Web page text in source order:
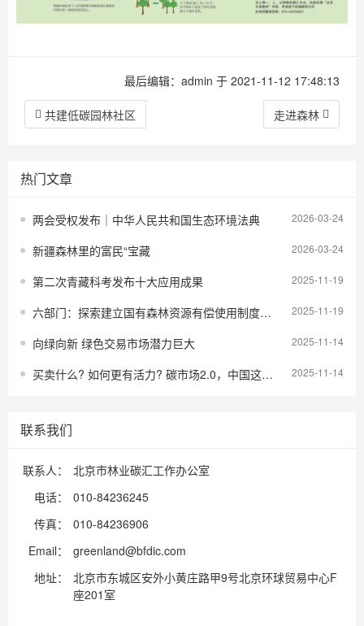
最后编辑：admin 于 2021-11-12 17:48:13
共建低碳园林社区 走进森林
热门文章
两会受权发布｜中华人民共和国生态环境法典 2026-03-24
新疆森林里的富民“宝藏 2026-03-24
第二次青藏科考发布十大应用成果 2025-11-19
六部门：探索建立国有森林资源有偿使用制度，禁止将国有林场资源无偿划拨地方国有投融资平台 2025-11-19
向绿向新 绿色交易市场潜力巨大 2025-11-14
买卖什么? 如何更有活力? 碳市场2.0，中国这样布局 2025-11-14
联系我们
联系人：
北京市林业碳汇工作办公室
电话：
010-84236245
传真：
010-84236906
Email：
greenland@bfdic.com
地址：
北京市东城区安外小黄庄路甲9号北京环球贸易中心F
座201室